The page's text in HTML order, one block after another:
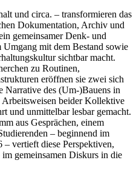
und circa. – transformieren das
Dokumentation, Archiv und
gemeinsamer Denk- und
Umgang mit dem Bestand sowie
sichtbar macht.
zu Routinen,
eröffnen sie zwei sich
Narrative des (Um-)Bauens in
beider Kollektive
und unmittelbar lesbar gemacht.
aus Gesprächen, einem
– beginnend im
vertieft diese Perspektiven,
gemeinsamen Diskurs in die